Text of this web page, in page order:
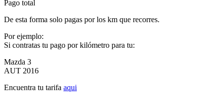
Pago total
De esta forma solo pagas por los km que recorres.
Por ejemplo:
Si contratas tu pago por kilómetro para tu:
Mazda 3
AUT 2016
Encuentra tu tarifa aqui